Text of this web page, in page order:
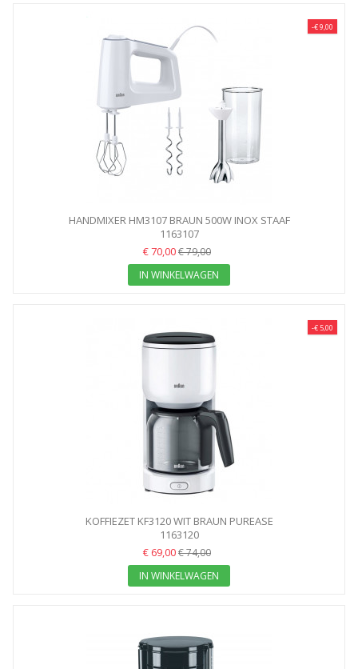
-€ 9,00
HANDMIXER HM3107 BRAUN 500W INOX STAAF
1163107
€ 70,00€ 79,00
IN WINKELWAGEN
-€ 5,00
KOFFIEZET KF3120 WIT BRAUN PUREASE
1163120
€ 69,00€ 74,00
IN WINKELWAGEN